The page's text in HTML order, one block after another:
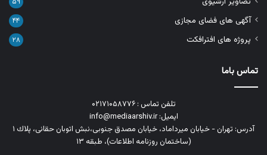
آگهی های فضای مجازی ۴۴
پروژه های افترافکت ۲۸
تماس باما
تلفن تماس : ۰۲۱۷۱۰۵۸۷۷۶
ایمیل: info@mediaarshiv.ir
آدرس: تهران - خیابان میرداماد، خیابان مصدق جنوبی،نبش اتوبان حقانی، پلاك ١
(ساختمان روزنامه اطلاعات)، طبقه ۱۳